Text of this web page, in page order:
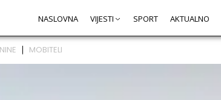
NASLOVNA VIJESTI SPORT AKTUALNO